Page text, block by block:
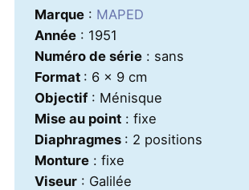
Marque: MAPED
Année: 1951
Numéro de série: sans
Format : 6 x 9 cm
Objectif: Ménisque
Mise au point: fixe
Diaphragmes : 2 positions
Monture: fixe
Viseur: Galilée